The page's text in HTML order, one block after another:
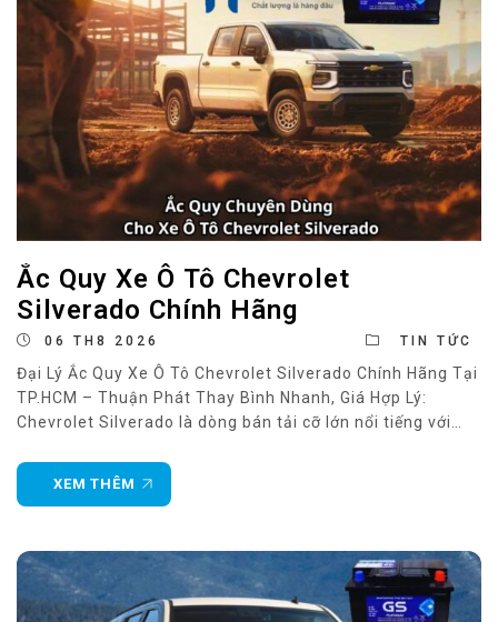
Ắc Quy Xe Ô Tô Chevrolet
Silverado Chính Hãng
06 TH8 2026 TIN TỨC
Đại Lý Ắc Quy Xe Ô Tô Chevrolet Silverado Chính Hãng Tại
TP.HCM – Thuận Phát Thay Bình Nhanh, Giá Hợp Lý:
Chevrolet Silverado là dòng bán tải cỡ lớn nổi tiếng với
nhiều điều kiện địa hình khác nhau. Để duy trì hiệu
XEM THÊM